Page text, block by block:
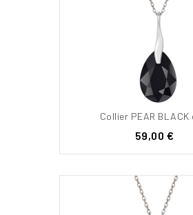
Collier PEAR BLACK
Prix
59,00 €